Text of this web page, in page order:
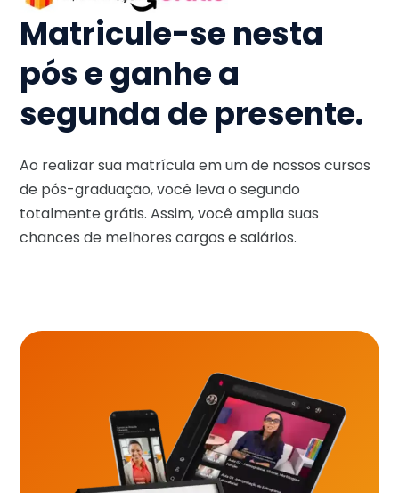
Matricule-se nesta
pós e ganhe a
segunda de presente.
Ao realizar sua matrícula em um de nossos cursos
de pós-graduação, você leva o segundo
totalmente grátis. Assim, você amplia suas
chances de melhores cargos e salários.